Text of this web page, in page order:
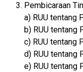
Pembicaraan
a) RUU tentang
b) RUU tentang
c) RUU tentang
d) RUU tentang
e) RUU tentang